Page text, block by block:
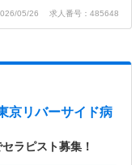
05/26 求人番号：485648
京リバーサイド病
ラピスト募集！